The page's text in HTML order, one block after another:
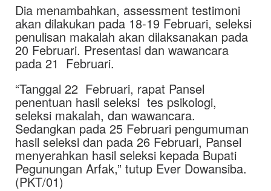
Dia menambahkan, assessment testimoni
akan dilakukan pada 18-19 Februari, seleksi
penulisan makalah akan dilaksanakan pada
20 Februari. Presentasi dan wawancara
pada 21 Februari.
“Tanggal 22 Februari, rapat Pansel
penentuan hasil seleksi tes psikologi,
seleksi makalah, dan wawancara.
Sedangkan pada 25 Februari pengumuman
hasil seleksi dan pada 26 Februari, Pansel
menyerahkan hasil seleksi kepada Bupati
Pegunungan Arfak,” tutup Ever Dowansiba.
(PKT/01)